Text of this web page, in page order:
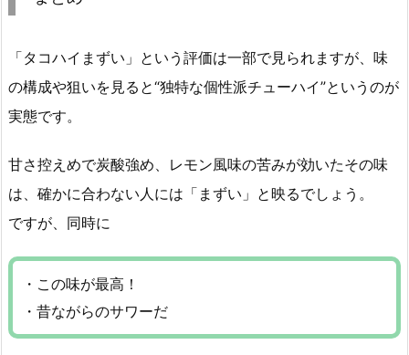
「タコハイまずい」という評価は一部で見られますが、味
の構成や狙いを見ると“独特な個性派チューハイ”というのが
実態です。
甘さ控えめで炭酸強め、レモン風味の苦みが効いたその味
は、確かに合わない人には「まずい」と映るでしょう。
ですが、同時に
・この味が最高！
・昔ながらのサワーだ